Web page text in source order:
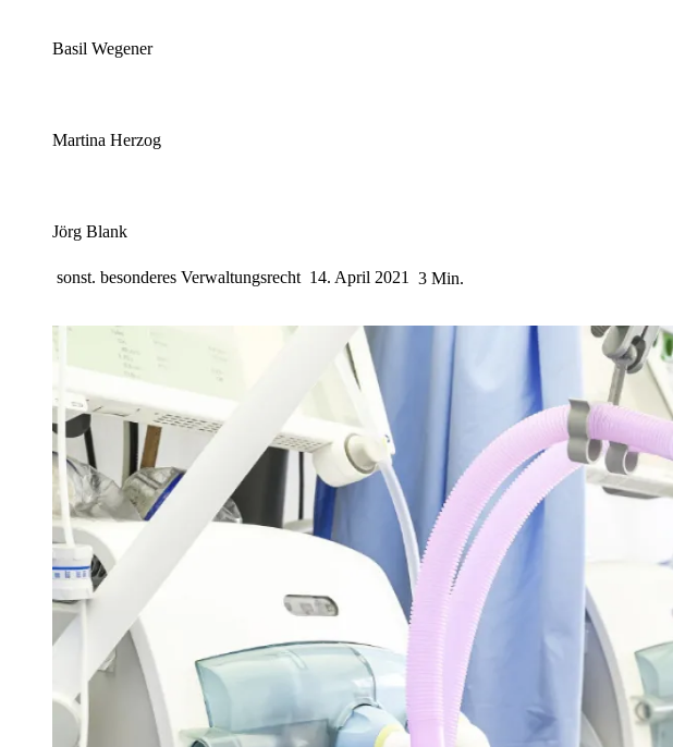
Basil Wegener
Martina Herzog
Jörg Blank
sonst. besonderes Verwaltungsrecht 14. April 2021 3 Min.